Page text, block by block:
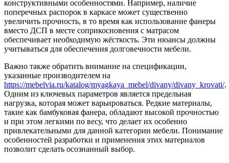
конструктивными особенностями. Например, наличие
поперечных распорок в каркасе может существенно
увеличить прочность, в то время как использование фанеры
вместо ДСП в месте соприкосновения с матрасом
обеспечивает необходимую жёсткость. Эти нюансы должны
учитываться для обеспечения долговечности мебели.
Важно также обратить внимание на спецификации,
указанные производителем на
https://mebelvia.ru/katalog/myagkaya_mebel/divany/divany_krovati/.
Одним из ключевых параметров является предельная
нагрузка, которая может варьироваться. Редкие материалы,
такие как бамбуковая фанера, обладают высокой прочностью
и при этом легкими по весу, что делает их особенно
привлекательными для данной категории мебели. Понимание
особенностей разработки и применения этих материалов
позволит сделать осознанный выбор.